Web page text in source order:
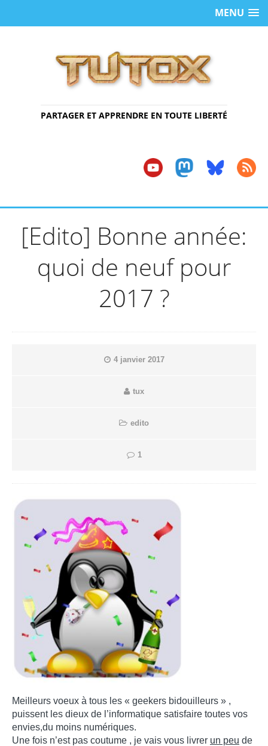
MENU
PARTAGER ET APPRENDRE EN TOUTE LIBERTÉ
[Edito] Bonne année:
quoi de neuf pour
2017 ?
4 janvier 2017
tux
edito
1
Meilleurs voeux à tous les « geekers bidouilleurs » ,
puissent les dieux de l’informatique satisfaire toutes vos
envies,du moins numériques.
Une fois n’est pas coutume , je vais vous livrer un peu de